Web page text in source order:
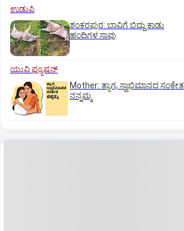
ಉಡುಪಿ
ಶಂಕರಪುರ: ಬಾವಿಗೆ ಬಿದ್ದು ಕಾಡು
ಹಂದಿಗಳ ಸಾವು
ಯುವಿ ಫ್ಯೂಷನ್
Mother: ತ್ಯಾಗ, ಸ್ವಾಭಿಮಾನದ ಸಂಕೇತ
ನನ್ನಮ್ಮ